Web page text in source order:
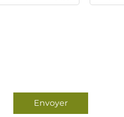
Envoyer